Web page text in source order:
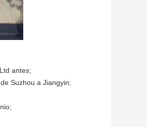
antes;
Suzhou a Jiangyin;